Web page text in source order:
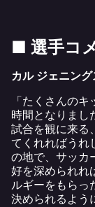
■ 選手コ
カル ジェニン
「たくさんの
時間となりまし
試合を観に来る
てくれればうれ
の地で、サッカ
好を深められれ
ルギーをもらっ
決められるよう